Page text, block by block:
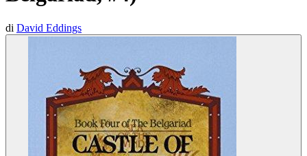
di David Eddings